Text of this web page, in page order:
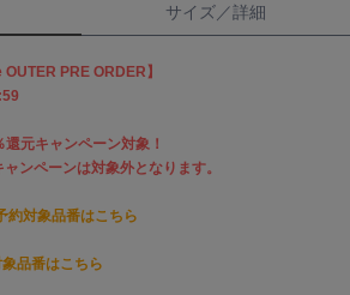
サイズ／詳細
PRE ORDER】
元キャンペーン対象！
ンペーンは対象外となります。
約対象品番はこちら
品番はこちら